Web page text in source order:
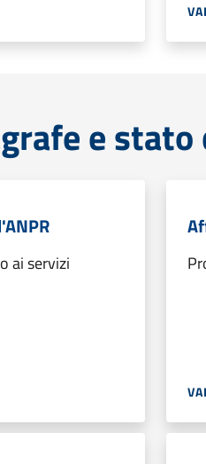
e
ai servizi